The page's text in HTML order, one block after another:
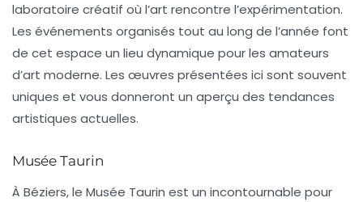
laboratoire créatif où l’art rencontre l’expérimentation.
Les événements organisés tout au long de l’année font
de cet espace un lieu dynamique pour les amateurs
d’art moderne. Les œuvres présentées ici sont souvent
uniques et vous donneront un aperçu des tendances
artistiques actuelles.
Musée Taurin
À Béziers, le Musée Taurin est un incontournable pour